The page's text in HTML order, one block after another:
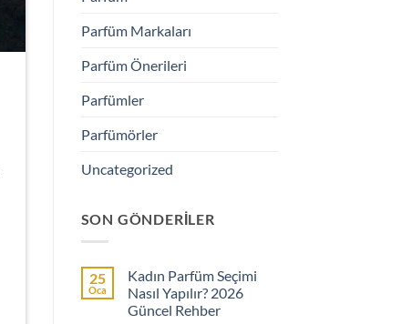
Parfüm Markaları
Parfüm Önerileri
Parfümler
Parfümörler
Uncategorized
SON GÖNDERILER
25
Oca
Kadın Parfüm Seçimi
Nasıl Yapılır? 2026
Güncel Rehber